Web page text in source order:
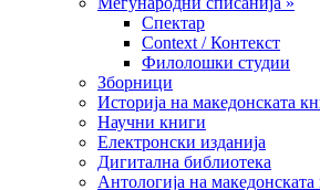
Спектар
Context / Контекст
Филолошки студии
Зборници
Историја на македонската
Научни книги
Електронски изданија
Дигитална библиотека
Антологија на